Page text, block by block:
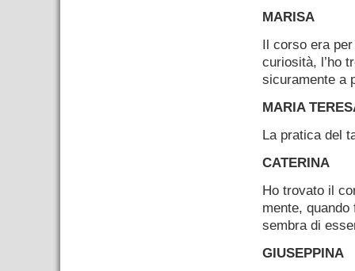
MARISA
Il corso era
curiosità, l’ho
sicuramente a
MARIA
La pratica del
CATERINA
Ho trovato il
mente,
sembra di
GIUSEPPINA